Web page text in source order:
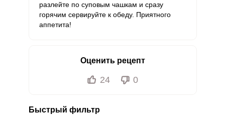
разлейте по суповым чашкам и сразу
горячим сервируйте к обеду. Приятного
аппетита!
Оценить рецепт
24 0
Быстрый фильтр